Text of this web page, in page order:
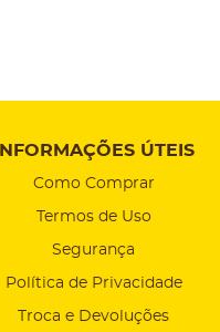
INFORMAÇÕES ÚTEIS
Como Comprar
Termos de Uso
Segurança
Política de Privacidade
Troca e Devoluções